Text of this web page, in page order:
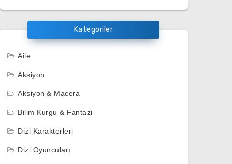
Kategoriler
Aile
Aksiyon
Aksiyon & Macera
Bilim Kurgu & Fantazi
Dizi Karakterleri
Dizi Oyuncuları